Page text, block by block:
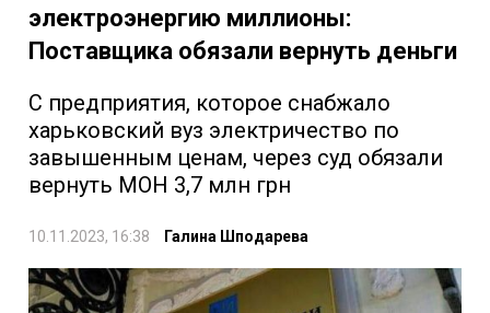
электроэнергию миллионы:
Поставщика обязали вернуть деньги
С предприятия, которое снабжало
харьковский вуз электричество по
завышенным ценам, через суд обязали
вернуть МОН 3,7 млн грн
10.11.2023, 16:38 Галина Шподарева